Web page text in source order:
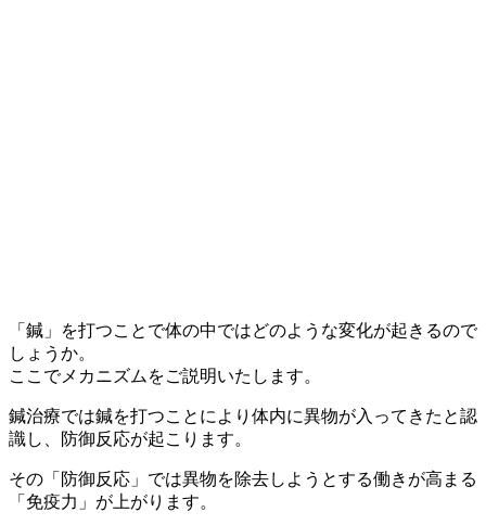
「鍼」を打つことで体の中ではどのような変化が起きるので
しょうか。
ここでメカニズムをご説明いたします。
鍼治療では鍼を打つことにより 体内に異物が入ってきたと認
識し、防御反応が起こります。
その「防御反応」では異物を除去しようとする働きが高まる
「免疫力」 が上がります。